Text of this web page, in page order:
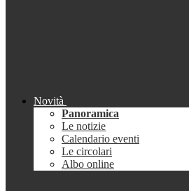
Novità
Panoramica
Le notizie
Calendario eventi
Le circolari
Albo online